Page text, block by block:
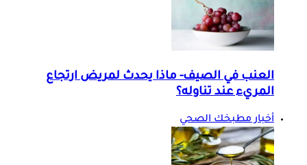
العنب في الصيف- ماذا يحدث لمريض ارتجاع
المريء عند تناوله؟
أخبار مطبخك الصحي